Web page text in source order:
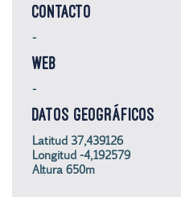
CONTACTO
-
WEB
-
DATOS GEOGRÁFICOS
Latitud 37,439126
Longitud -4,192579
Altura 650m